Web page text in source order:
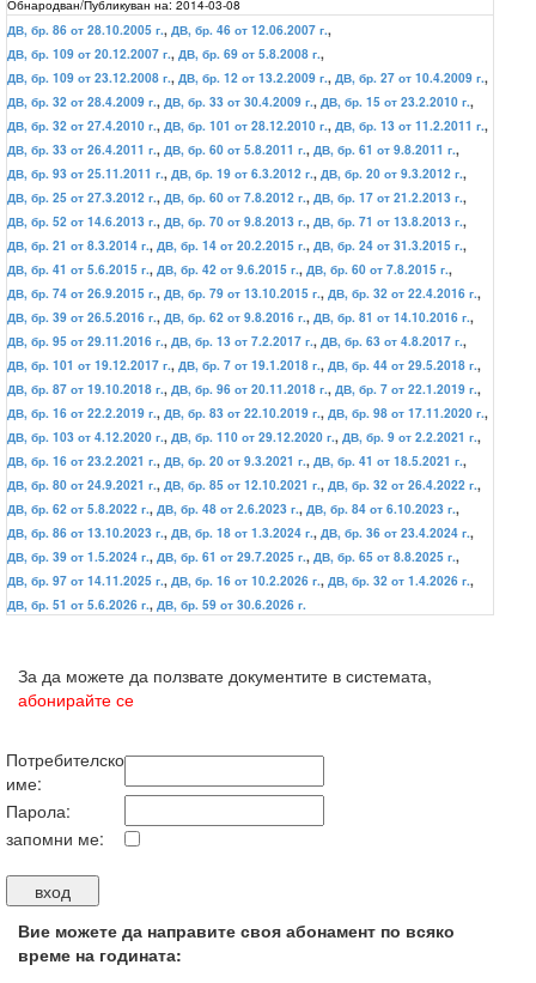
Обнародван/Публикуван на: 2014-03-08
ДВ, бр. 86 от 28.10.2005 г., ДВ, бр. 46 от 12.06.2007 г.,
ДВ, бр. 109 от 20.12.2007 г., ДВ, бр. 69 от 5.8.2008 г.,
ДВ, бр. 109 от 23.12.2008 г., ДВ, бр. 12 от 13.2.2009 г., ДВ, бр. 27 от 10.4.2009 г.,
ДВ, бр. 32 от 28.4.2009 г., ДВ, бр. 33 от 30.4.2009 г., ДВ, бр. 15 от 23.2.2010 г.,
ДВ, бр. 32 от 27.4.2010 г., ДВ, бр. 101 от 28.12.2010 г., ДВ, бр. 13 от 11.2.2011 г.,
ДВ, бр. 33 от 26.4.2011 г., ДВ, бр. 60 от 5.8.2011 г., ДВ, бр. 61 от 9.8.2011 г.,
ДВ, бр. 93 от 25.11.2011 г., ДВ, бр. 19 от 6.3.2012 г., ДВ, бр. 20 от 9.3.2012 г.,
ДВ, бр. 25 от 27.3.2012 г., ДВ, бр. 60 от 7.8.2012 г., ДВ, бр. 17 от 21.2.2013 г.,
ДВ, бр. 52 от 14.6.2013 г., ДВ, бр. 70 от 9.8.2013 г., ДВ, бр. 71 от 13.8.2013 г.,
ДВ, бр. 21 от 8.3.2014 г., ДВ, бр. 14 от 20.2.2015 г., ДВ, бр. 24 от 31.3.2015 г.,
ДВ, бр. 41 от 5.6.2015 г., ДВ, бр. 42 от 9.6.2015 г., ДВ, бр. 60 от 7.8.2015 г.,
ДВ, бр. 74 от 26.9.2015 г., ДВ, бр. 79 от 13.10.2015 г., ДВ, бр. 32 от 22.4.2016 г.,
ДВ, бр. 39 от 26.5.2016 г., ДВ, бр. 62 от 9.8.2016 г., ДВ, бр. 81 от 14.10.2016 г.,
ДВ, бр. 95 от 29.11.2016 г., ДВ, бр. 13 от 7.2.2017 г., ДВ, бр. 63 от 4.8.2017 г.,
ДВ, бр. 101 от 19.12.2017 г., ДВ, бр. 7 от 19.1.2018 г., ДВ, бр. 44 от 29.5.2018 г.,
ДВ, бр. 87 от 19.10.2018 г., ДВ, бр. 96 от 20.11.2018 г., ДВ, бр. 7 от 22.1.2019 г.,
ДВ, бр. 16 от 22.2.2019 г., ДВ, бр. 83 от 22.10.2019 г., ДВ, бр. 98 от 17.11.2020 г.,
ДВ, бр. 103 от 4.12.2020 г., ДВ, бр. 110 от 29.12.2020 г., ДВ, бр. 9 от 2.2.2021 г.,
ДВ, бр. 16 от 23.2.2021 г., ДВ, бр. 20 от 9.3.2021 г., ДВ, бр. 41 от 18.5.2021 г.,
ДВ, бр. 80 от 24.9.2021 г., ДВ, бр. 85 от 12.10.2021 г., ДВ, бр. 32 от 26.4.2022 г.,
ДВ, бр. 62 от 5.8.2022 г., ДВ, бр. 48 от 2.6.2023 г., ДВ, бр. 84 от 6.10.2023 г.,
ДВ, бр. 86 от 13.10.2023 г., ДВ, бр. 18 от 1.3.2024 г., ДВ, бр. 36 от 23.4.2024 г.,
ДВ, бр. 39 от 1.5.2024 г., ДВ, бр. 61 от 29.7.2025 г., ДВ, бр. 65 от 8.8.2025 г.,
ДВ, бр. 97 от 14.11.2025 г., ДВ, бр. 16 от 10.2.2026 г., ДВ, бр. 32 от 1.4.2026 г.,
ДВ, бр. 51 от 5.6.2026 г., ДВ, бр. 59 от 30.6.2026 г.
За да можете да ползвате документите в системата,
абонирайте се
Потребителско
име:
Парола:
запомни ме:
Вие можете да направите своя абонамент по всяко
време на годината: